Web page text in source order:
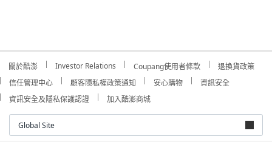
關於酷澎 Investor Relations Coupang使用者條款
退換貨政策
信任管理中心
顧客隱私權政策通知 安心購物
資訊安全
資訊安全及隱私保護認證
加入酷澎商城
Global Site